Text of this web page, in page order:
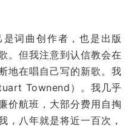
词曲创作者，也是出版
。但我注意到认信教会在
地在唱自己写的新歌。我
Townend）。我几乎
价航班，大部分费用自掏
，八年就是将近一百次，